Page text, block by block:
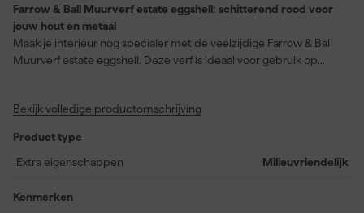
Farrow & Ball Muurverf estate eggshell: schitterend rood voor
jouw hout en metaal
Maak je interieur nog specialer met de veelzijdige Farrow & Ball
Muurverf estate eggshell. Deze verf is ideaal voor gebruik op
eiglans een luxe uitstraling geeft. De rijke roodtint Romesco, met
doet denken aan de klassieke Spaanse saus. Met een droogtijd
van slechts 2 uur en een rendement van 12 vierkante meter per
milieuvriendelijk en makkelijk aan te brengen met zowel airless
Bekijk volledige productomschrijving
Product type
Extra eigenschappen
Milieuvriendelijk
Kenmerken